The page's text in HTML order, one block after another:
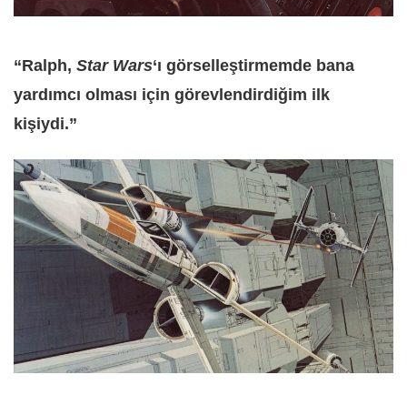
“Ralph, Star Wars‘ı görselleştirmemde bana
yardımcı olması için görevlendirdiğim ilk
kişiydi.”